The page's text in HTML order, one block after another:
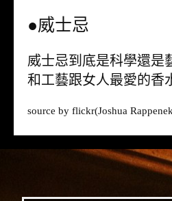
●威士忌
威士忌到底是科學還是
和工藝跟女人最愛的香
source by flickr(Joshua